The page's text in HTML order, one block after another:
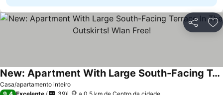
Partilhar
Casa/apartamento inteiro
New: Apartment With Large South-Facing Terrace In The Outskirts! Wlan Free!